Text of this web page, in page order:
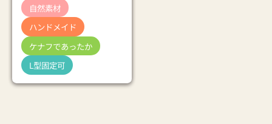
自然素材
ハンドメイド
ケナフであったか
L型固定可